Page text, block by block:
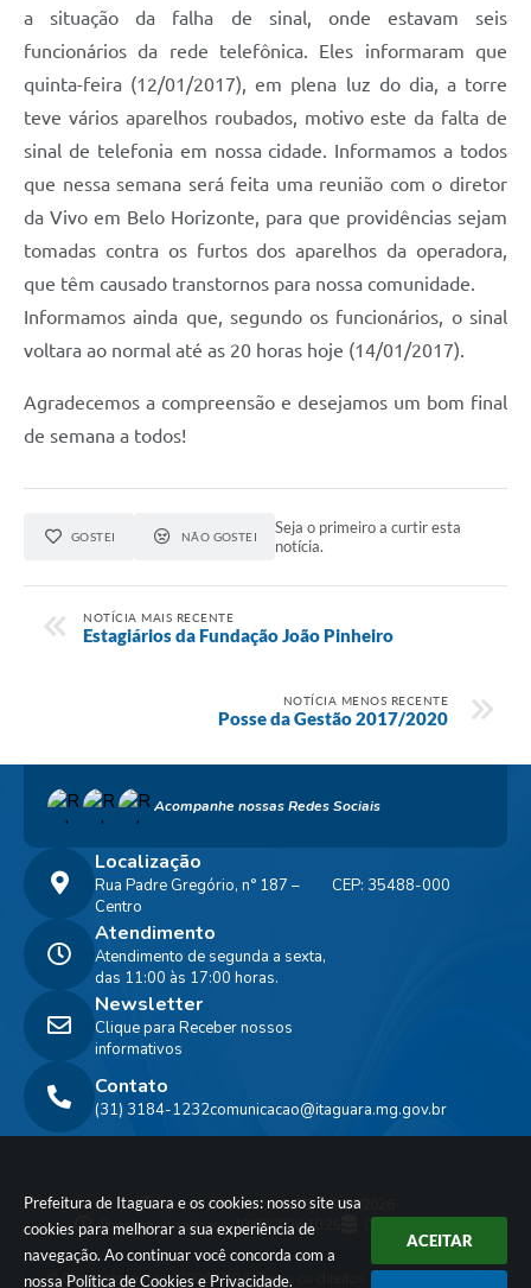
Prefeitura de Itaguara e os cookies: nosso site usa
cookies para melhorar a sua experiência de
navegação. Ao continuar você concorda com a
nossa Política de Cookies e Privacidade.
ACEITAR
a situação da falha de sinal, onde estavam seis
funcionários da rede telefônica. Eles informaram que
quinta-feira (12/01/2017), em plena luz do dia, a torre
teve vários aparelhos roubados, motivo este da falta de
sinal de telefonia em nossa cidade. Informamos a todos
que nessa semana será feita uma reunião com o diretor
da Vivo em Belo Horizonte, para que providências sejam
tomadas contra os furtos dos aparelhos da operadora,
que têm causado transtornos para nossa comunidade.
Informamos ainda que, segundo os funcionários, o sinal
voltara ao normal até as 20 horas hoje (14/01/2017).
Agradecemos a compreensão e desejamos um bom final
de semana a todos!
GOSTEI NÃO GOSTEI
Seja o primeiro a curtir esta
notícia.
NOTÍCIA MAIS RECENTE
Estagiários da Fundação João Pinheiro
NOTÍCIA MENOS RECENTE
Posse da Gestão 2017/2020
Acompanhe nossas Redes Sociais
Localização
Rua Padre Gregório, n° 187 –
Centro
CEP: 35488-000
Contato
(31) 3184-1232comunicacao@itaguara.mg.gov.br
Atendimento
Atendimento de segunda a sexta,
das 11:00 às 17:00 horas.
Newsletter
Clique para Receber nossos
informativos
Versão do Sistema:3.5.3 - 19/06/2026
Portal atualizado em:10/08/2026 10:25 Dados Abertos
© Copyright Instar - 2006-2026. Todos os direitos